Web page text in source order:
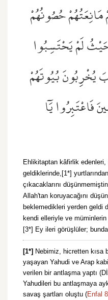
حُصُونُهُمْ
حَيْثُ لَمْ يَحْتَسِبُوا
يُخْرِبُونَ بُيُوتَهُمْ
فَاعْتَبِرُوا يَٓا
Ehlikitaptan kâfirlik
geldiklerinde,[1*]
çıkacaklarını
Allah'tan koruyacağını
beklemedikleri yerden geldi
kendi elleriyle ve
[3*] Ey ileri görüşlüler;
[1*] Nebimiz, hicretten kısa
yaşayan Yahudi ve Arap
verilen bir antlaşma yaptı
Yahudileri bu antlaşmaya
savaş şartları oluştu (Enfal